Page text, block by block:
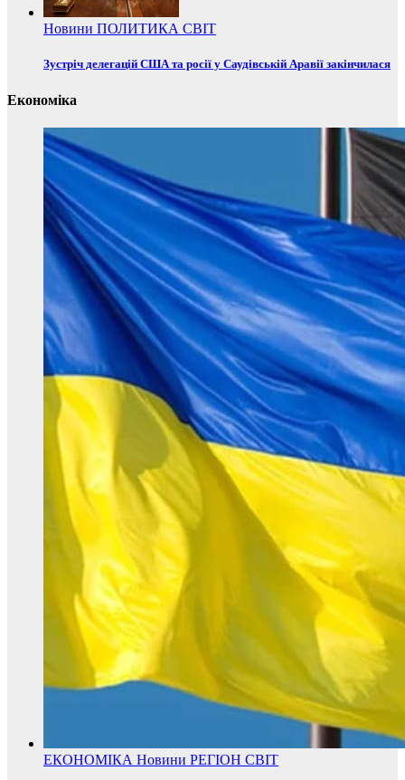
Новини ПОЛИТИКА СВІТ
Зустріч делегацій США та росії у Саудівській Аравії закінчилася
Економіка
ЕКОНОМІКА Новини РЕГІОН СВІТ